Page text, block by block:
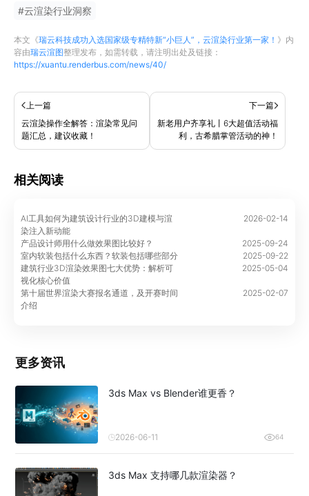
#云渲染行业洞察
本文《瑞云科技成功入选国家级专精特新“小巨人”，云渲染行业第一家！ 》内
容由瑞云渲图整理发布，如需转载，请注明出处及链接：
https://xuantu.renderbus.com/news/40/
上一篇
云渲染操作全解答：渲染常见问
题汇总，建议收藏！
下一篇
新老用户齐享礼丨6大超值活动福
利，古希腊掌管活动的神！
相关阅读
AI工具如何为建筑设计行业的3D建模与渲
染注入新动能
2026-02-14
产品设计师用什么做效果图比较好？
2025-09-24
室内软装包括什么东西？软装包括哪些部分
2025-09-22
建筑行业3D渲染效果图七大优势：解析可
视化核心价值
2025-05-04
第十届世界渲染大赛报名通道，及开赛时间
介绍
2025-02-07
更多资讯
3ds Max vs Blender谁更香？
2026-06-11 64
3ds Max 支持哪几款渲染器？